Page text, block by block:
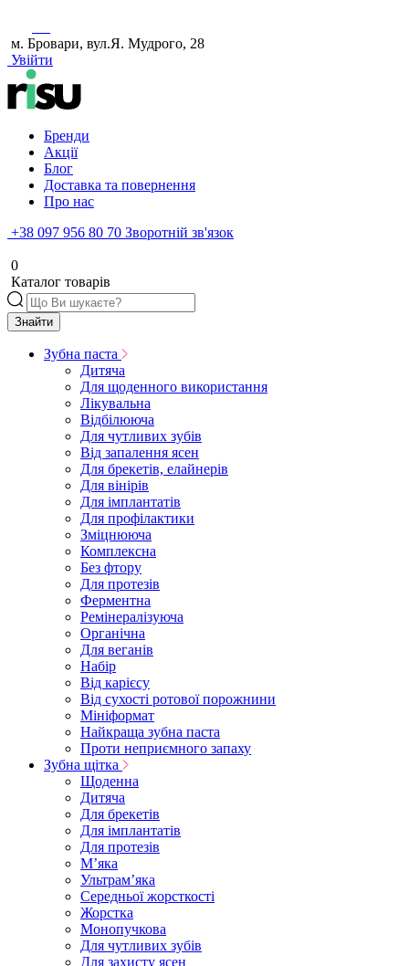
м. Бровари, вул.Я. Мудрого, 28
Увійти
Бренди
Акції
Блог
Доставка та повернення
Про нас
+38 097 956 80 70 Зворотній зв'язок
0
Каталог товарів
Знайти
Зубна паста
Дитяча
Для щоденного використання
Лікувальна
Відбілююча
Для чутливих зубів
Від запалення ясен
Для брекетів, елайнерів
Для вінірів
Для імплантатів
Для профілактики
Зміцнююча
Комплексна
Без фтору
Для протезів
Ферментна
Ремінералізуюча
Органічна
Для веганів
Набір
Від карієсу
Від сухості ротової порожнини
Мініформат
Найкраща зубна паста
Проти неприємного запаху
Зубна щітка
Щоденна
Дитяча
Для брекетів
Для імплантатів
Для протезів
Мʼяка
Ультрамʼяка
Середньої жорсткості
Жорстка
Монопучкова
Для чутливих зубів
Для захисту ясен